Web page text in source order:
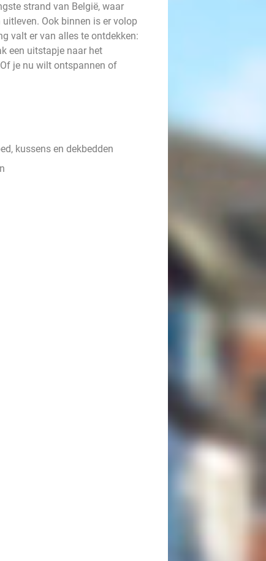
strand van België, waar
Ook binnen is er volop
valt er van alles te ontdekken:
een uitstapje naar het
je nu wilt ontspannen of
kussens en dekbedden